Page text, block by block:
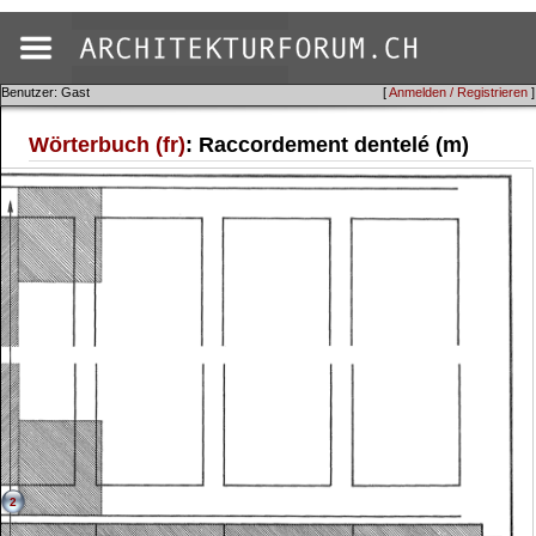
[Anmelden / Registrieren ]
Benutzer: Gast
Wörterbuch (fr): Raccordement dentelé (m)
2